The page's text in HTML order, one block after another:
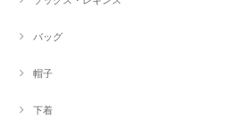
バッグ
帽子
下着